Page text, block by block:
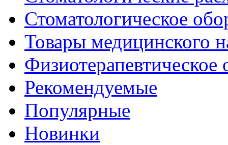
Стоматологическое
Товары медицинского
Физиотерапевтическое
Рекомендуемые
Популярные
Новинки